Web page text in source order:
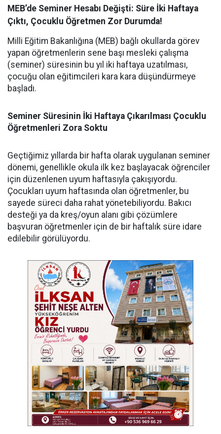
MEB’de Seminer Hesabı Değişti: Süre İki Haftaya
Çıktı, Çocuklu Öğretmen Zor Durumda!
Milli Eğitim Bakanlığına (MEB) bağlı okullarda görev
yapan öğretmenlerin sene başı mesleki çalışma
(seminer) süresinin bu yıl iki haftaya uzatılması,
çocuğu olan eğitimcileri kara kara düşündürmeye
başladı.
Seminer Süresinin İki Haftaya Çıkarılması Çocuklu
Öğretmenleri Zora Soktu
Geçtiğimiz yıllarda bir hafta olarak uygulanan seminer
dönemi, genellikle okula ilk kez başlayacak öğrenciler
için düzenlenen uyum haftasıyla çakışıyordu.
Çocukları uyum haftasında olan öğretmenler, bu
sayede süreci daha rahat yönetebiliyordu. Bakıcı
desteği ya da kreş/oyun alanı gibi çözümlere
başvuran öğretmenler için de bir haftalık süre idare
edilebilir görülüyordu.